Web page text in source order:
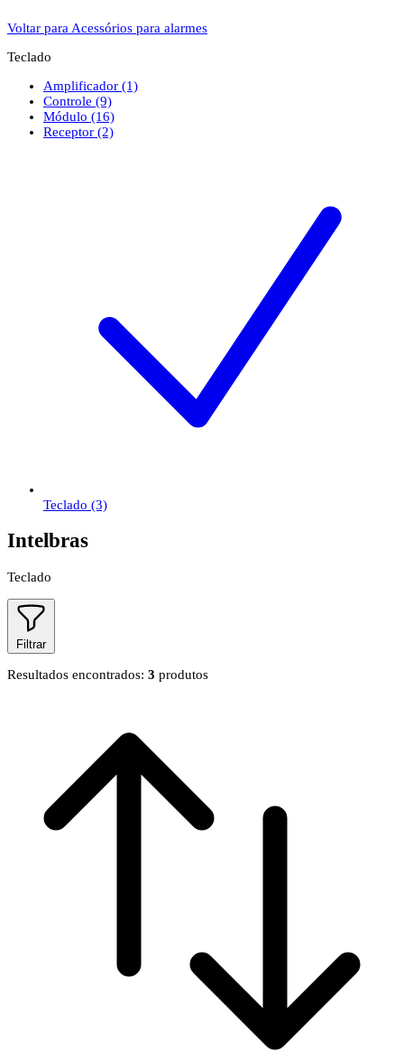
Voltar para Acessórios para alarmes
Teclado
Amplificador (1)
Controle (9)
Módulo (16)
Receptor (2)
Teclado (3)
Intelbras
Teclado
Filtrar
Resultados encontrados: 3 produtos